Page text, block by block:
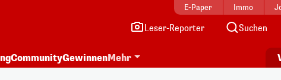
E-Paper Immo
Leser-Reporter Suchen
CommunityGewinnenMehr